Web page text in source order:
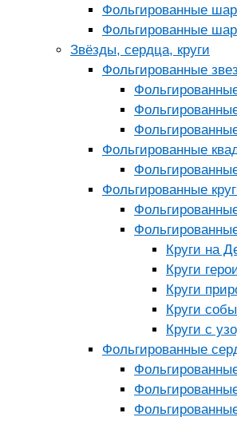
Фольгированные
Фольгированные
Звёзды, сердца, круги
Фольгированные
Фольгированные
Фольгированные
Круги на
Круги
Круги
Круги
Круги с
Фольгированные